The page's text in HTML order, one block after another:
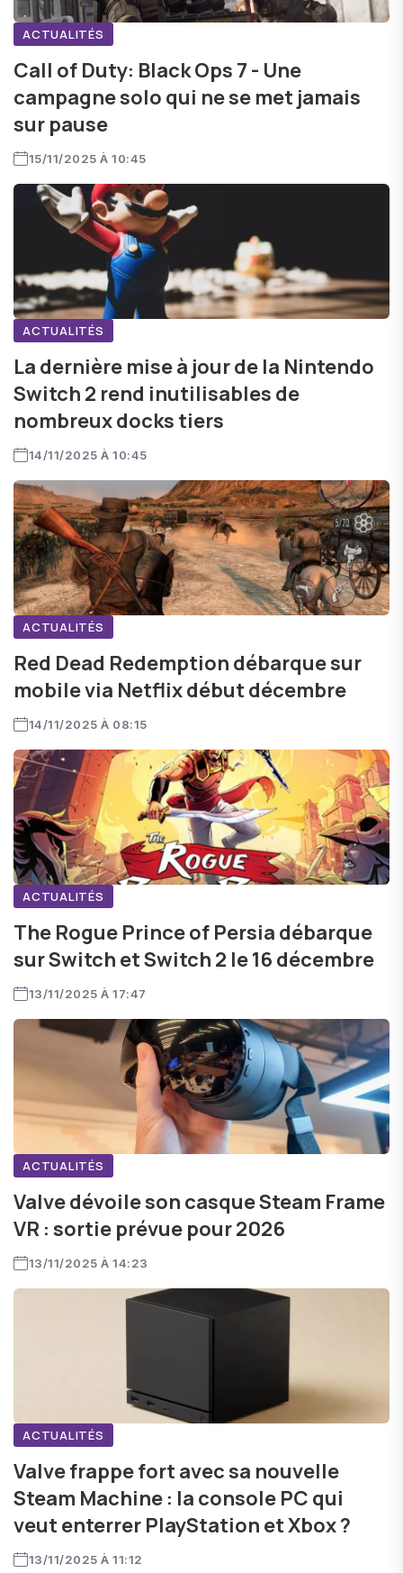
ACTUALITÉS
Call of Duty: Black Ops 7 - Une
campagne solo qui ne se met jamais
sur pause
15/11/2025 À 10:45
ACTUALITÉS
La dernière mise à jour de la Nintendo
Switch 2 rend inutilisables de
nombreux docks tiers
14/11/2025 À 10:45
ACTUALITÉS
Red Dead Redemption débarque sur
mobile via Netflix début décembre
14/11/2025 À 08:15
ACTUALITÉS
The Rogue Prince of Persia débarque
sur Switch et Switch 2 le 16 décembre
13/11/2025 À 17:47
ACTUALITÉS
Valve dévoile son casque Steam Frame
VR : sortie prévue pour 2026
13/11/2025 À 14:23
ACTUALITÉS
Valve frappe fort avec sa nouvelle
Steam Machine : la console PC qui
veut enterrer PlayStation et Xbox ?
13/11/2025 À 11:12